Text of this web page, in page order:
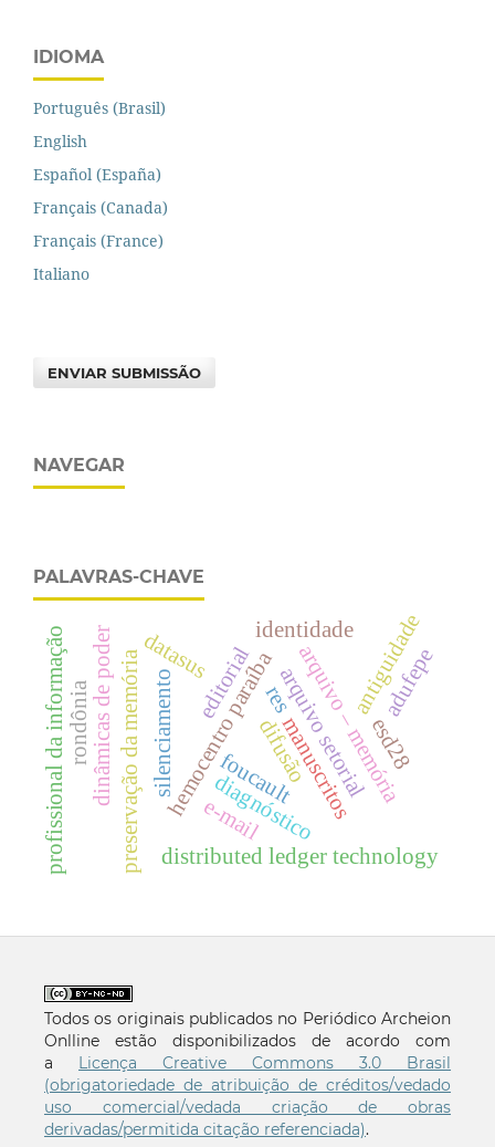
IDIOMA
Português (Brasil)
English
Español (España)
Français (Canada)
Français (France)
Italiano
ENVIAR SUBMISSÃO
NAVEGAR
PALAVRAS-CHAVE
hemocentro paraíba
editorial
manuscritos
silenciamento
preservação da memória
dinâmicas de poder foucaultarquivo – memória
antiguidade
distributed ledger technology
arquivo setorial
diagnóstico
identidade
difusão
e-mail
res
esd28
datasus
rondônia adufepe
profissional da informação
Todos os originais publicados no Periódico Archeion
Onlline estão disponibilizados de acordo com
a
Licença Creative Commons 3.0 Brasil
(obrigatoriedade de atribuição de créditos/vedado
uso comercial/vedada criação de obras
derivadas/permitida citação referenciada).